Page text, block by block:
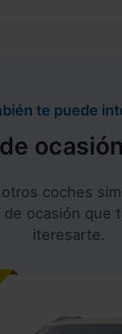
te puede
coches
de ocasión que
iteresarte.